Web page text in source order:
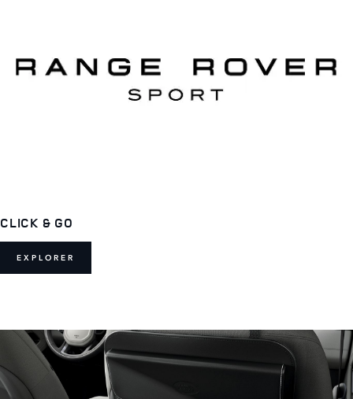
CLICK & GO
EXPLORER